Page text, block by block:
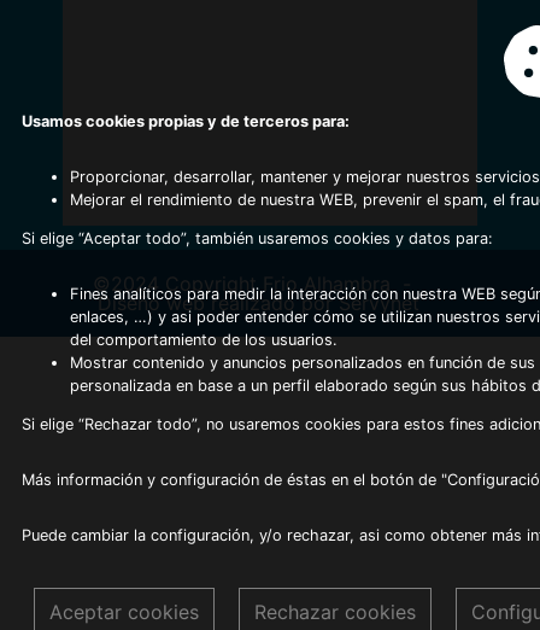
©2024 Copyright Frio Alhambra
Diseño web realizado por Servynet
Usamos cookies propias y de terceros para:
Proporcionar, desarrollar, mantener y mejorar nuestros
Mejorar el rendimiento de nuestra WEB, prevenir el spam, el
Si elige “Aceptar todo”, también usaremos cookies y datos para:
Fines analíticos para medir la interacción con nuestra WEB
enlaces, …) y asi poder entender cómo se utilizan nuestros
del comportamiento de los usuarios.
Mostrar contenido y anuncios personalizados en función de
personalizada en base a un perfil elaborado según sus hábitos
Si elige “Rechazar todo”, no usaremos cookies para estos fines
Más información y configuración de éstas en el botón de
Puede cambiar la configuración, y/o rechazar, asi como obtener más
Aceptar cookies Rechazar cookies